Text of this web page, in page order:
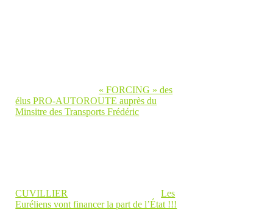
« FORCING » des
élus PRO-AUTOROUTE auprès du
Minsitre des Transports Frédéric
CUVILLIER
Les
Euréliens vont financer la part de l’État !!!